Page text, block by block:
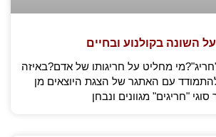
השונה בקולנוע ובחיים
מחליט על חריגותו של אדם?באיזה
עם האתגר של הצגת היוצאים מן
"חריגים" מגוונים ונבחן